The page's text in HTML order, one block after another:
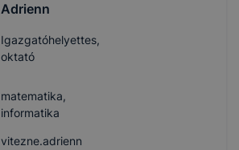
Adrienn
Igazgatóhelyettes,
oktató
matematika,
informatika
vitezne.adrienn​